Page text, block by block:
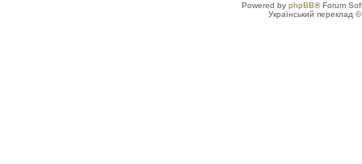
Powered by phpBB® Forum
Український переклад